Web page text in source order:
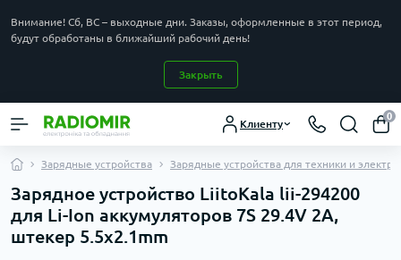
Внимание! Сб, ВС – выходные дни. Заказы, оформленные в этот период,
будут обработаны в ближайший рабочий день!
Закрыть
Клиенту
0
Зарядные устройства Зарядные устройства для техники и
Зарядное устройство LiitoKala lii-294200
для Li-Ion аккумуляторов 7S 29.4V 2A,
штекер 5.5x2.1mm